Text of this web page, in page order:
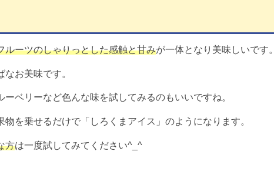
ルーツのしゃりっとした感触と甘みが一体となり美味しいです。
お美味です。
ーベリーなど色んな味を試してみるのもいいですね。
物を乗せるだけで「しろくまアイス」のようになります。
方は一度試してみてください^_^